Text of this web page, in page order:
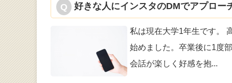
好きな人にインスタのDMでアプロー
私は現在大学1年生です。
始めました。卒業後に1度
会話が楽しく好感を抱...